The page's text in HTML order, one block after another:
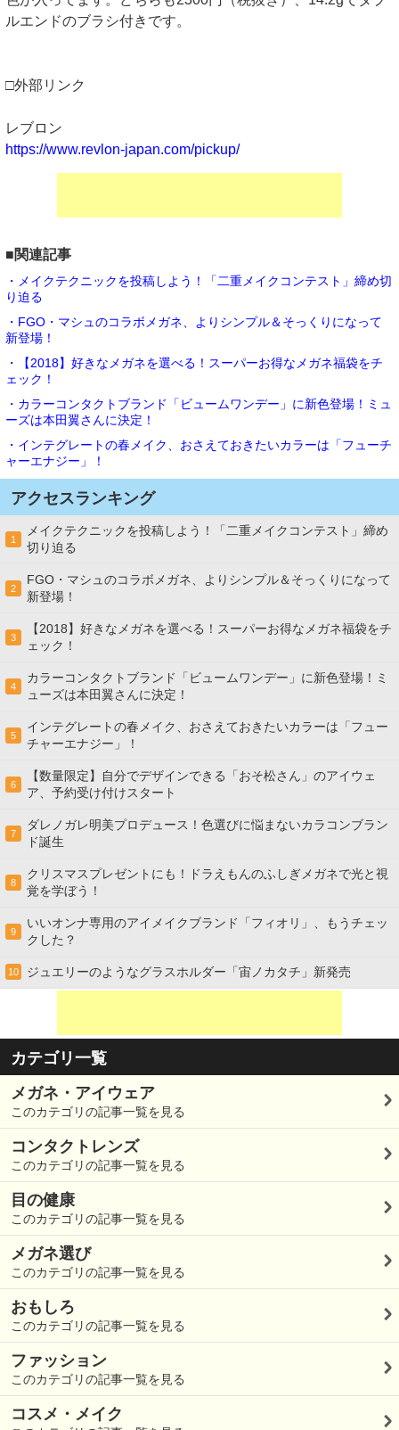
ルエンドのブラシ付きです。
□外部リンク
レブロン
https://www.revlon-japan.com/pickup/
■関連記事
・メイクテクニックを投稿しよう！「二重メイクコンテスト」締め切
り迫る
・FGO・マシュのコラボメガネ、よりシンプル＆そっくりになって
新登場！
・【2018】好きなメガネを選べる！スーパーお得なメガネ福袋をチ
ェック！
・カラーコンタクトブランド「ビュームワンデー」に新色登場！ミュ
ーズは本田翼さんに決定！
・インテグレートの春メイク、おさえておきたいカラーは「フューチ
ャーエナジー」！
アクセスランキング
1
メイクテクニックを投稿しよう！「二重メイクコンテスト」締め
切り迫る
2
FGO・マシュのコラボメガネ、よりシンプル＆そっくりになって
新登場！
3
【2018】好きなメガネを選べる！スーパーお得なメガネ福袋をチ
ェック！
4
カラーコンタクトブランド「ビュームワンデー」に新色登場！ミ
ューズは本田翼さんに決定！
5
インテグレートの春メイク、おさえておきたいカラーは「フュー
チャーエナジー」！
6
【数量限定】自分でデザインできる「おそ松さん」のアイウェ
ア、予約受け付けスタート
7
ダレノガレ明美プロデュース！色選びに悩まないカラコンブラン
ド誕生
8
クリスマスプレゼントにも！ドラえもんのふしぎメガネで光と視
覚を学ぼう！
9
いいオンナ専用のアイメイクブランド「フィオリ」、もうチェッ
クした？
10 ジュエリーのようなグラスホルダー「宙ノカタチ」新発売
カテゴリ一覧
メガネ・アイウェア
このカテゴリの記事一覧を見る
コンタクトレンズ
このカテゴリの記事一覧を見る
目の健康
このカテゴリの記事一覧を見る
メガネ選び
このカテゴリの記事一覧を見る
おもしろ
このカテゴリの記事一覧を見る
ファッション
このカテゴリの記事一覧を見る
コスメ・メイク